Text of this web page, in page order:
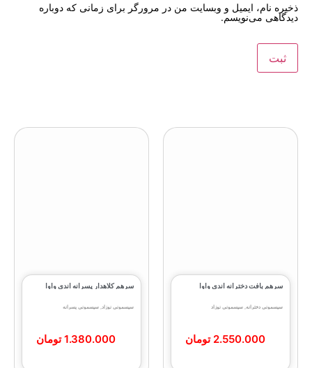
ذخیره نام، ایمیل و وبسایت من در مرورگر برای زمانی که دوباره
دیدگاهی می‌نویسم.
سرهم بافت دخترانه اندی واوا
سیسمونی دخترانه, سیسمونی نوزاد
2.550.000 تومان
سرهم کلاهدار پسرانه اندی واوا
سیسمونی نوزاد, سیسمونی پسرانه
1.380.000 تومان